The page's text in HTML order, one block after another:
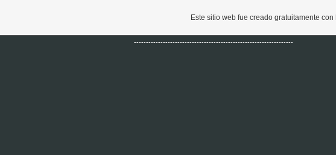
------------------------------------------------------------------
Este sitio web fue creado gratuitamente con